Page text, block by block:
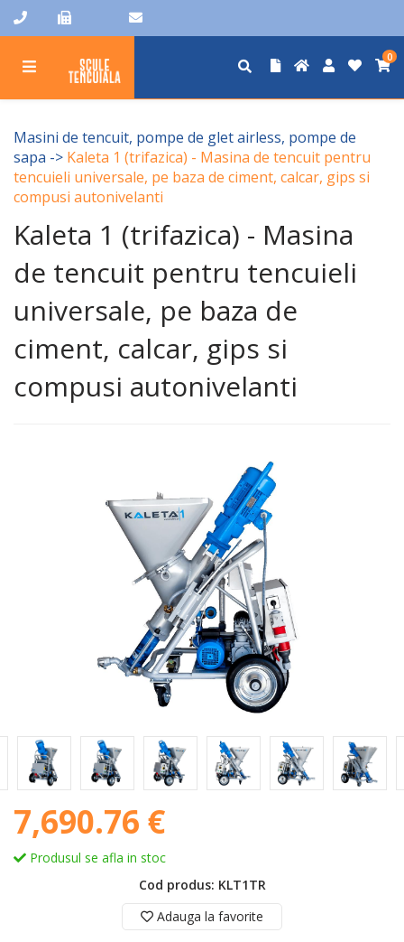
0
Masini de tencuit, pompe de glet airless, pompe de
sapa -> Kaleta 1 (trifazica) - Masina de tencuit pentru
tencuieli universale, pe baza de ciment, calcar, gips si
compusi autonivelanti
Kaleta 1 (trifazica) - Masina
de tencuit pentru tencuieli
universale, pe baza de
ciment, calcar, gips si
compusi autonivelanti
7,690.76 €
Produsul se afla in stoc
Cod produs: KLT1TR
Adauga la favorite